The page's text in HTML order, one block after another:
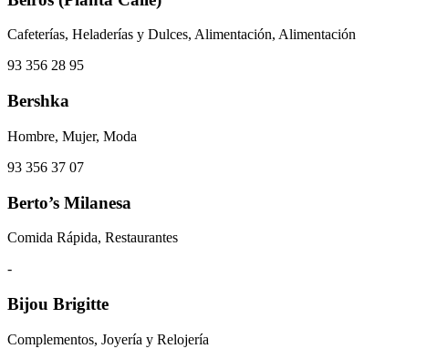
Cafeterías, Heladerías y Dulces, Alimentación, Alimentación
93 356 28 95
Bershka
Hombre, Mujer, Moda
93 356 37 07
Berto’s Milanesa
Comida Rápida, Restaurantes
-
Bijou Brigitte
Complementos, Joyería y Relojería